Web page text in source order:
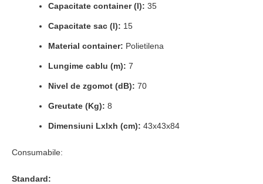
Capacitate container (l): 35
Capacitate sac (l): 15
Material container: Polietilena
Lungime cablu (m): 7
Nivel de zgomot (dB): 70
Greutate (Kg): 8
Dimensiuni Lxlxh (cm): 43x43x84
Consumabile:
Standard: